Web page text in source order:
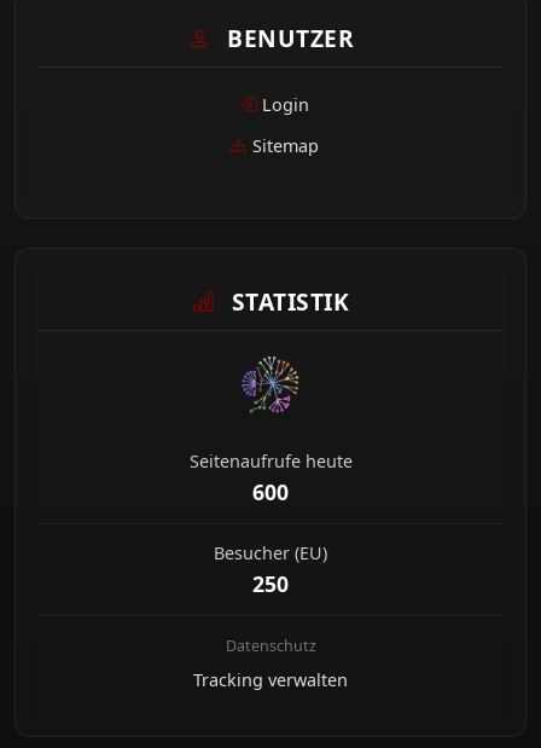
BENUTZER
Login
Sitemap
STATISTIK
Seitenaufrufe heute
600
Besucher (EU)
250
Datenschutz
Tracking verwalten